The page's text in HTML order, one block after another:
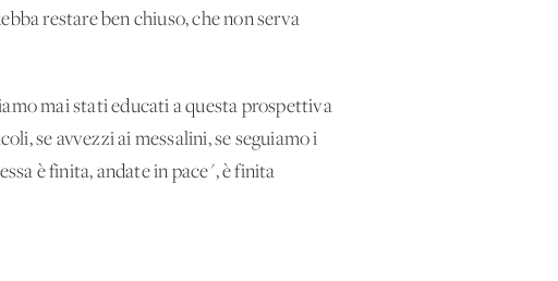
restare ben chiuso, che non serva
mai stati educati a questa prospettiva
se avvezzi ai messalini, se seguiamo i
è finita, andate in pace", è finita